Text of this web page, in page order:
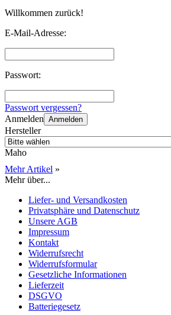
Willkommen zurück!
E-Mail-Adresse:
Passwort:
Passwort vergessen?
Anmelden Anmelden
Hersteller
Maho
Mehr Artikel »
Mehr über...
Liefer- und Versandkosten
Privatsphäre und Datenschutz
Unsere AGB
Impressum
Kontakt
Widerrufsrecht
Widerrufsformular
Gesetzliche Informationen
Lieferzeit
DSGVO
Batteriegesetz